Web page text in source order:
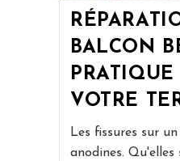
BALCON
VOTRE
Les fissures sur
anodines.